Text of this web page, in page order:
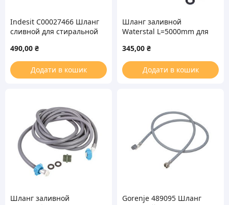
Indesit C00027466 Шланг
сливной для стиральной
490,00 ₴
Додати в кошик
Шланг заливной
Waterstal L=5000mm для
345,00 ₴
Додати в кошик
Шланг заливной
Gorenje 489095 Шланг